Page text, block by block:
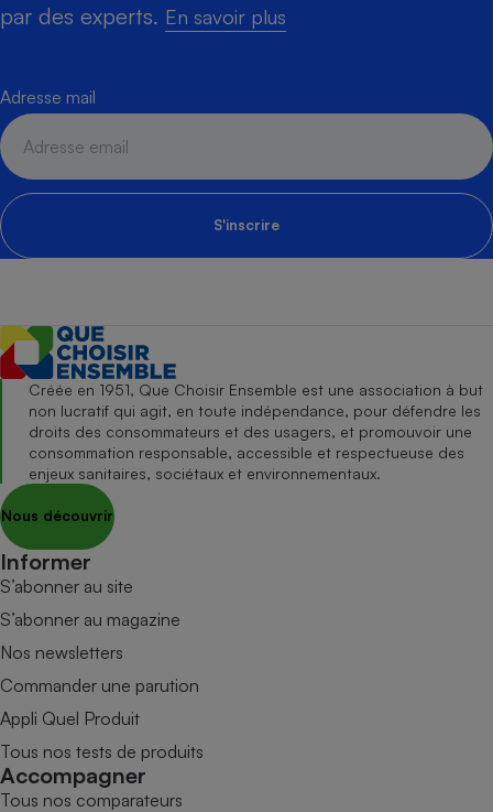
par des experts. En savoir plus
Adresse mail
S'inscrire
Créée en 1951, Que Choisir Ensemble est une association à but
non lucratif qui agit, en toute indépendance, pour défendre les
droits des consommateurs et des usagers, et promouvoir une
consommation responsable, accessible et respectueuse des
enjeux sanitaires, sociétaux et environnementaux.
Nous découvrir
Informer
S’abonner au site
S’abonner au magazine
Nos newsletters
Commander une parution
Appli Quel Produit
Tous nos tests de produits
Accompagner
Tous nos comparateurs